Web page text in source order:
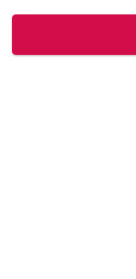
ニュースでフォロー